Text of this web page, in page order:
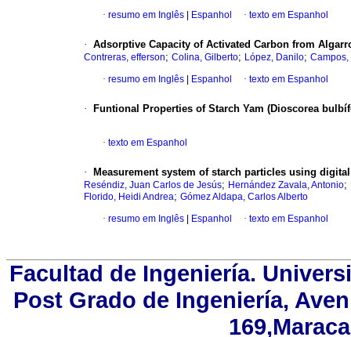
· resumo em Inglês Espanhol · texto em Espanhol
· Adsorptive Capacity of Activated Carbon from
Contreras, efferson; Colina, Gilberto; López, Danilo;
· resumo em Inglês Espanhol · texto em Espanhol
· Funtional Properties of Starch Yam (Dioscorea
· texto em Espanhol
· Measurement system of starch particles using
Reséndiz, Juan Carlos de Jesús; Hernández Zavala, Antonio;
Florido, Heidi Andrea; Gómez Aldapa, Carlos Alberto
· resumo em Inglês Espanhol · texto em Espanhol
Facultad de Ingeniería.
Post Grado de Ingeniería,